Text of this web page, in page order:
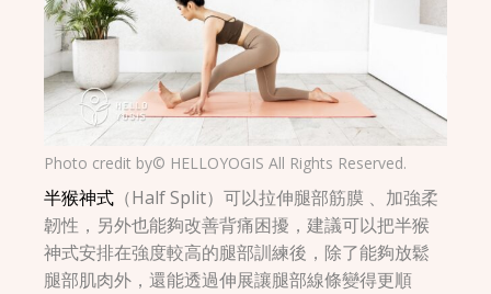
Photo credit by© HELLOYOGIS All Rights Reserved.
半猴神式 （Half Split）可以拉伸腿部筋膜 、加強柔
韌性，另外也能夠改善背痛困擾，建議可以把半猴
神式安排在強度較高的腿部訓練後，除了能夠放鬆
腿部肌肉外，還能透過伸展讓腿部線條變得更順